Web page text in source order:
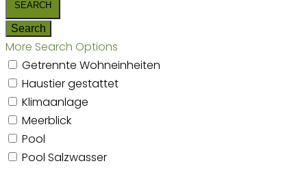
More Search Options
Getrennte Wohneinheiten
Haustier gestattet
Klimaanlage
Meerblick
Pool
Pool Salzwasser